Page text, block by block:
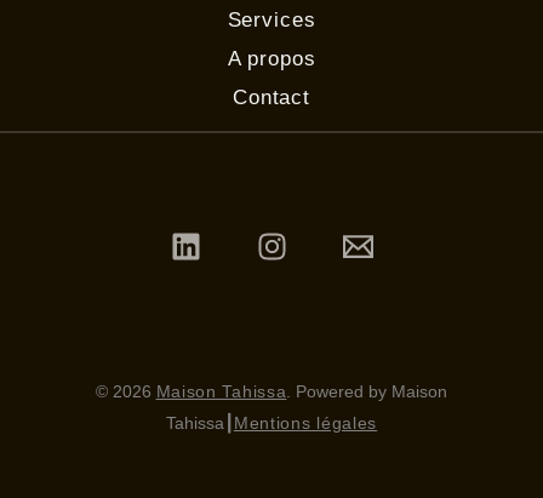
Services
A propos
Contact
© 2026 Maison Tahissa . Powered by Maison
Tahissa
Mentions légales